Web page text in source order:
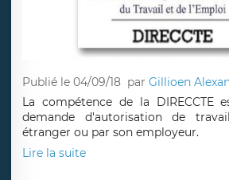
Publié le 04/09/18 parGillioen
La compétence de la DIRECCTE
demande d'autorisation de
étranger ou par son employeur.
Lire la suite